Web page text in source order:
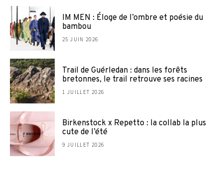
IM MEN : Éloge de l’ombre et poésie du
bambou
25 JUIN 2026
Trail de Guérledan : dans les forêts
bretonnes, le trail retrouve ses racines
1 JUILLET 2026
Birkenstock x Repetto : la collab la plus
cute de l’été
9 JUILLET 2026